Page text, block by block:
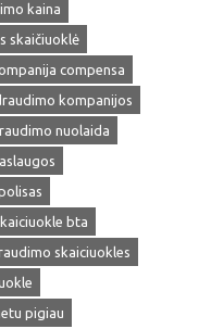
kaina
skaičiuoklė
compensa
kompanijos
nuolaida
bta
skaiciuokles
pigiau